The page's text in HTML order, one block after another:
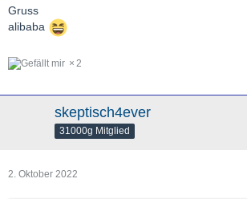
Gruss
alibaba
2
skeptisch4ever
31000g Mitglied
2. Oktober 2022